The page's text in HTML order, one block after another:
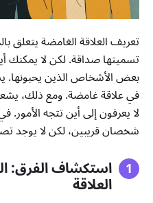
تعريف العلاقة الغامضة يتعلق
تسميتها صداقة. لكن لا يمكنك
بعض الأشخاص الذين يحبونها.
في علاقة غامضة. ومع ذلك،
لا يعرفون إلى أين تتجه
شخصان قريبين، لكن لا يوجد
استكشاف الفرق:
العلاقة